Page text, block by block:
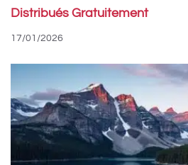
Distribués Gratuitement
17/01/2026